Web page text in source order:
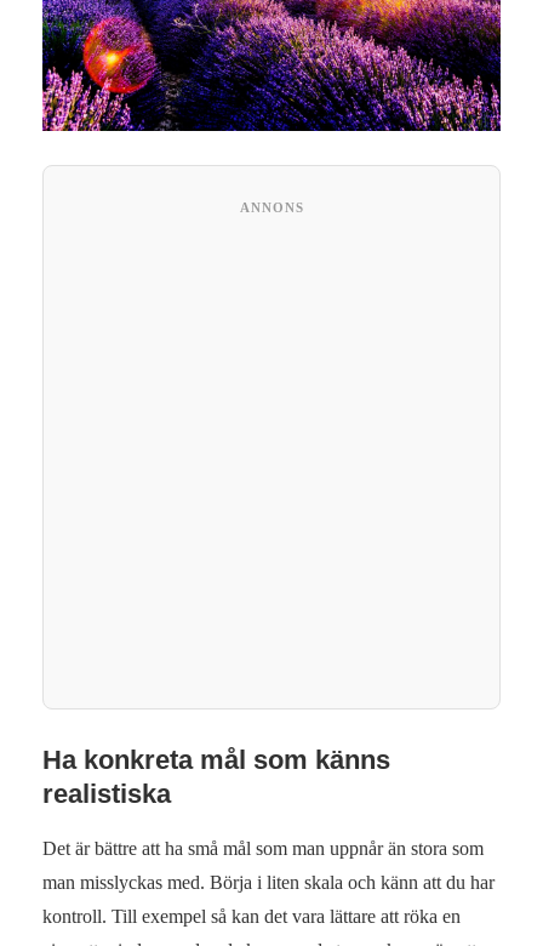
ANNONS
Ha konkreta mål som känns
realistiska
Det är bättre att ha små mål som man uppnår än stora som
man misslyckas med. Börja i liten skala och känn att du har
kontroll. Till exempel så kan det vara lättare att röka en